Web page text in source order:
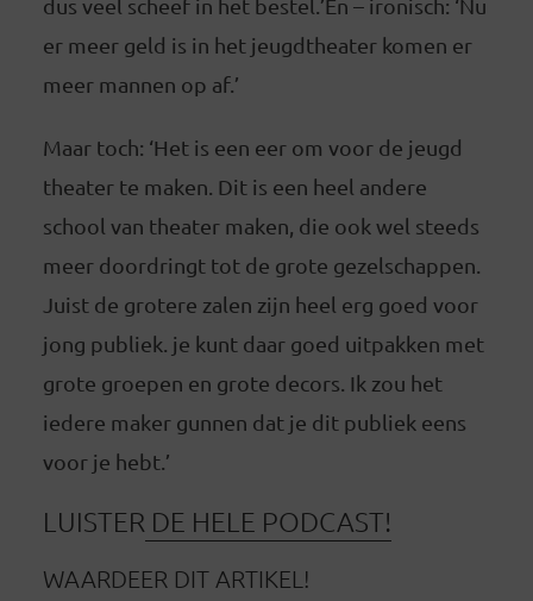
er meer geld is in het jeugdtheater komen er
meer mannen op af.’
Maar toch: ‘Het is een eer om voor de jeugd
theater te maken. Dit is een heel andere
school van theater maken, die ook wel steeds
meer doordringt tot de grote gezelschappen.
Juist de grotere zalen zijn heel erg goed voor
jong publiek. je kunt daar goed uitpakken met
grote groepen en grote decors. Ik zou het
iedere maker gunnen dat je dit publiek eens
voor je hebt.’
LUISTER DE HELE PODCAST!
WAARDEER DIT ARTIKEL!